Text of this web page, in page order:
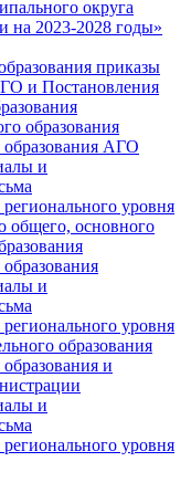
округа
на 2023-2028 годы»
приказы
и Постановления
образования
АГО
и
уровня
общего, основного
и
уровня
образования
и
и
уровня